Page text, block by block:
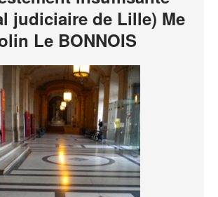
judiciaire de Lille) Me
Le BONNOIS